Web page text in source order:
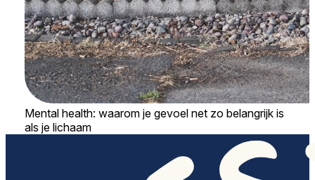
Mental health: waarom je gevoel net zo belangrijk is
als je lichaam